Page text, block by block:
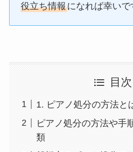
役立ち情報になれば幸いで
目次
1. ピアノ処分の方法と
ピアノ処分の方法や手
類